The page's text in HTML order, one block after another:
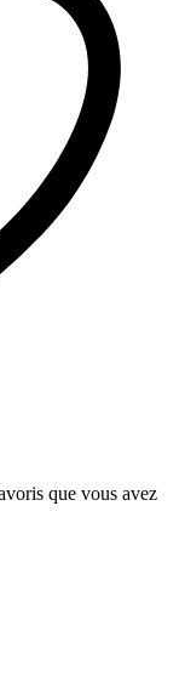
que vous avez